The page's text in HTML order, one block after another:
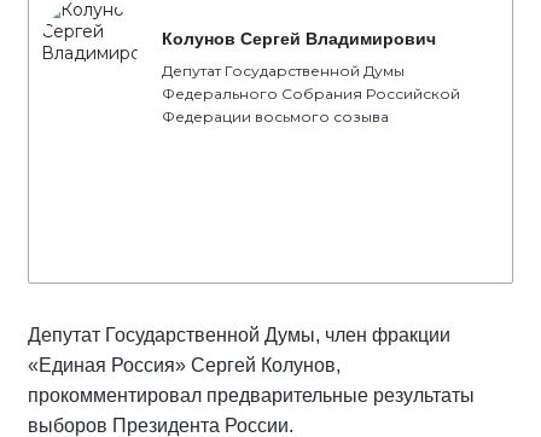
Колунов Сергей Владимирович
Депутат Государственной Думы
Федерального Собрания Российской
Федерации восьмого созыва
Депутат Государственной Думы, член фракции
«Единая Россия» Сергей Колунов,
прокомментировал предварительные результаты
выборов Президента России.